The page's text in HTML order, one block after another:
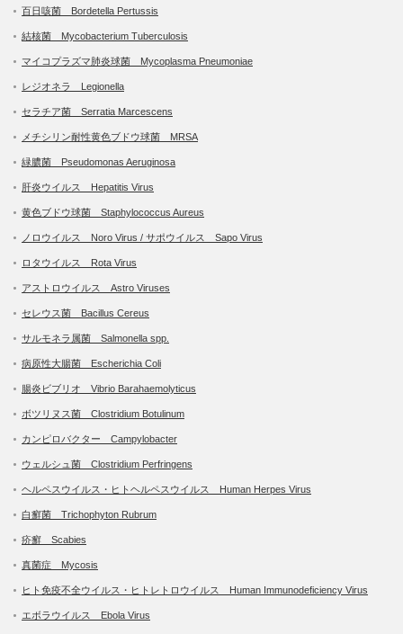
百日咳菌 Bordetella Pertussis
結核菌 Mycobacterium Tuberculosis
マイコプラズマ肺炎球菌 Mycoplasma Pneumoniae
レジオネラ Legionella
セラチア菌 Serratia Marcescens
メチシリン耐性黄色ブドウ球菌 MRSA
緑膿菌 Pseudomonas Aeruginosa
肝炎ウイルス Hepatitis Virus
黄色ブドウ球菌 Staphylococcus Aureus
ノロウイルス Noro Virus / サポウイルス Sapo Virus
ロタウイルス Rota Virus
アストロウイルス Astro Viruses
セレウス菌 Bacillus Cereus
サルモネラ属菌 Salmonella spp.
病原性大腸菌 Escherichia Coli
腸炎ビブリオ Vibrio Barahaemolyticus
ボツリヌス菌 Clostridium Botulinum
カンピロバクター Campylobacter
ウェルシュ菌 Clostridium Perfringens
ヘルペスウイルス・ヒトヘルペスウイルス Human Herpes Virus
白癬菌 Trichophyton Rubrum
疥癬 Scabies
真菌症 Mycosis
ヒト免疫不全ウイルス・ヒトレトロウイルス Human Immunodeficiency Virus
エボラウイルス Ebola Virus